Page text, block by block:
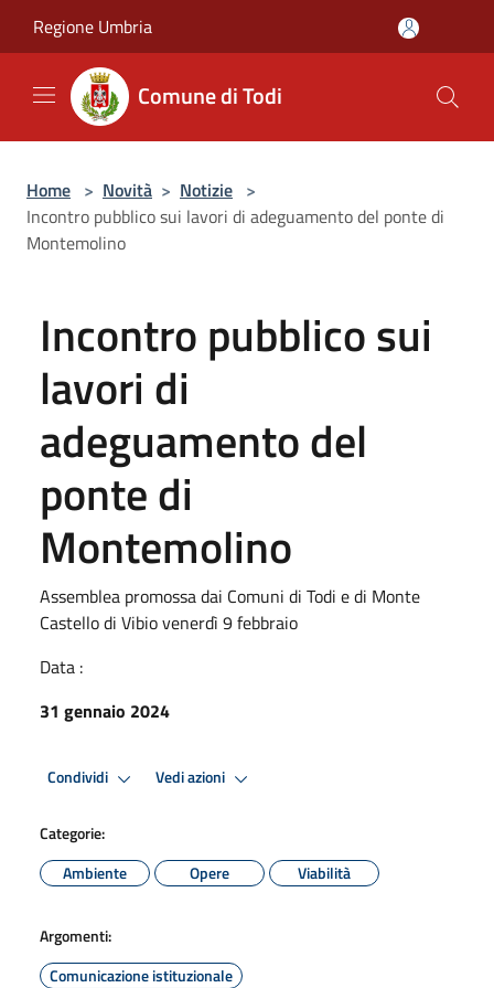
Regione Umbria
Comune di Todi
Home > Novità > Notizie >
Incontro pubblico sui lavori di adeguamento del ponte di
Montemolino
Incontro pubblico sui
lavori di
adeguamento del
ponte di
Montemolino
Assemblea promossa dai Comuni di Todi e di Monte
Castello di Vibio venerdì 9 febbraio
Data :
31 gennaio 2024
Condividi Vedi azioni
Categorie:
Ambiente
Opere Viabilità
Argomenti:
Comunicazione istituzionale